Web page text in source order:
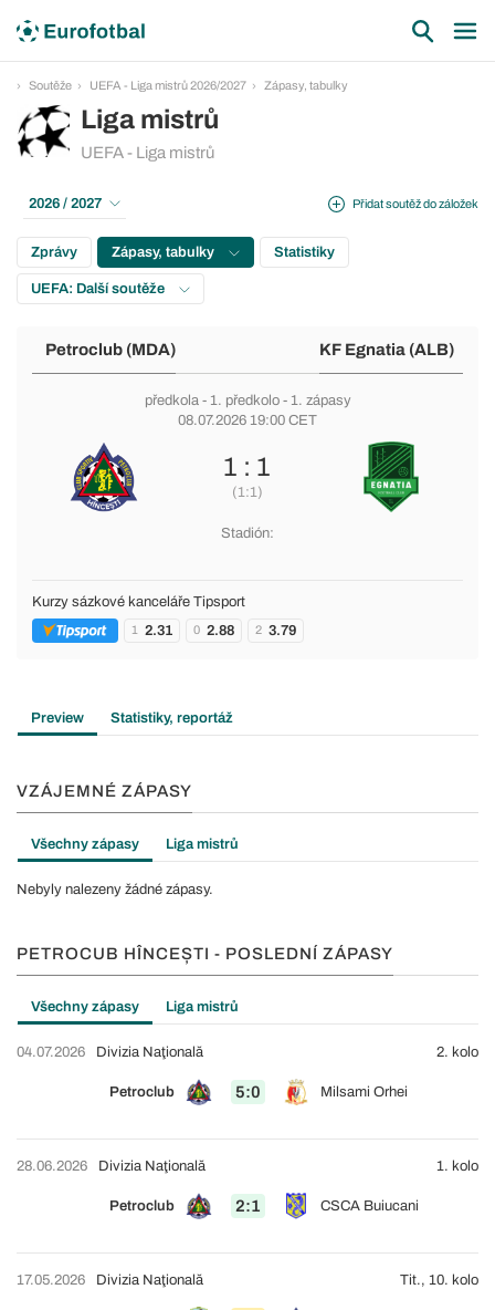
Soutěže UEFA - Liga mistrů 2026/2027 Zápasy, tabulky
Liga mistrů
UEFA - Liga mistrů
Přidat soutěž do záložek
2026 / 2027
Zprávy Zápasy, tabulky Statistiky
UEFA: Další soutěže
Petroclub (MDA) KF Egnatia (ALB)
předkola- 1. předkolo- 1. zápasy
08.07.2026 19:00 CET
1 : 1
(1:1)
Stadión:
Kurzy sázkové kanceláře Tipsport
1 2.31 0 2.88 2 3.79
Preview Statistiky, reportáž
VZÁJEMNÉ ZÁPASY
Všechny zápasy Liga mistrů
Nebyly nalezeny žádné zápasy.
PETROCUB HÎNCEȘTI - POSLEDNÍ ZÁPASY
Všechny zápasy Liga mistrů
04.07.2026
Petroclub 5:0 Milsami Orhei
Divizia Naţională 2. kolo
28.06.2026
Petroclub 2:1 CSCA Buiucani
Divizia Naţională 1. kolo
17.05.2026 Divizia Naţională Tit., 10. kolo